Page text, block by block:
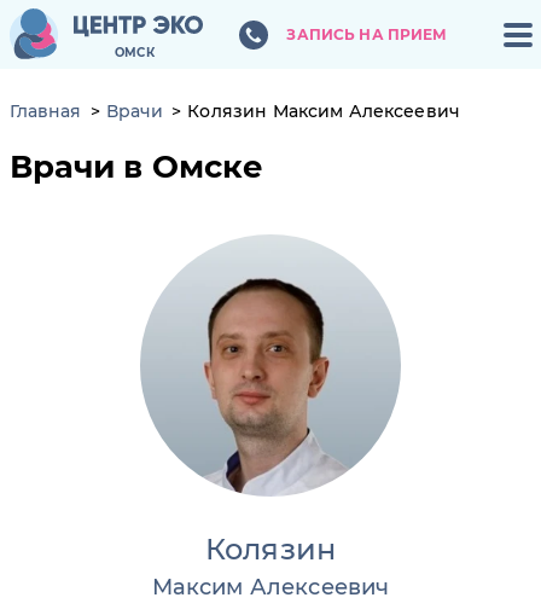
ОМСК
ЗАПИСЬ НА ПРИЕМ
ОМСК
ЗАПИСЬ НА ПРИЕМ
Главная Врачи Колязин Максим Алексеевич
Врачи в Омске
Колязин
Максим Алексеевич